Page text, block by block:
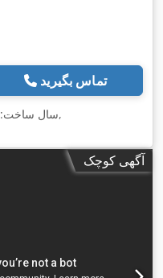
تماس بگیرید
سال ساخت:,
آگهی کوچک